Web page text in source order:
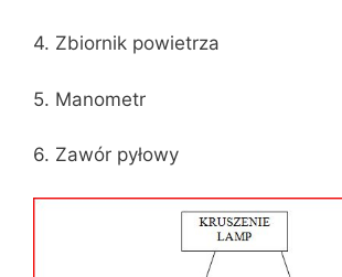
4. Zbiornik powietrza
5. Manometr
6. Zawór pyłowy